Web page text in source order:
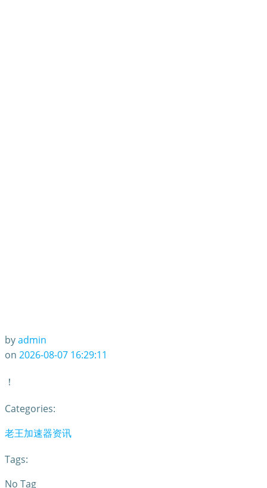
byadmin
on 2026-08-07 16:29:11
！
Categories:
老王加速器资讯
Tags:
No Tag